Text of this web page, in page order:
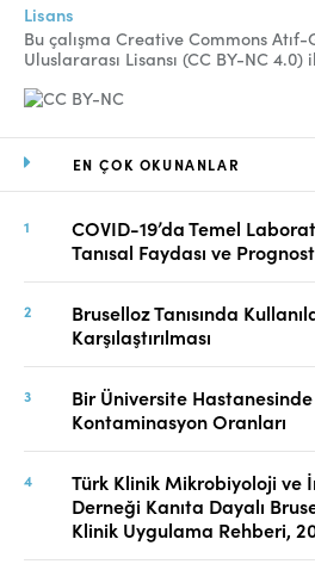
EN ÇOK OKUNANLAR
COVID-19’da Temel
Tanısal Faydası ve
Bruselloz Tanısında
Karşılaştırılması
Bir Üniversite
Kontaminasyon Oranları
Türk Klinik Mikrobiyoloji ve
Derneği Kanıta Dayalı
Klinik Uygulama Rehberi,
Lisans
Bu çalışma Creative Commons
Uluslararası Lisansı (CC BY-NC 4.0)